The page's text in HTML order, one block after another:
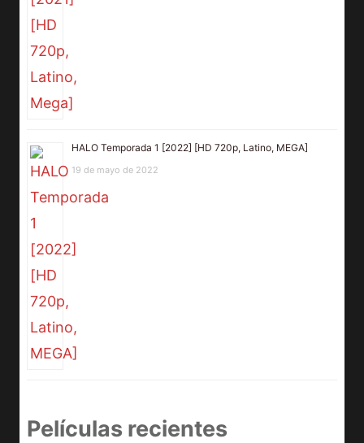
HALO Temporada 1 [2022] [HD 720p, Latino, MEGA]
19 de mayo de 2022
Películas recientes